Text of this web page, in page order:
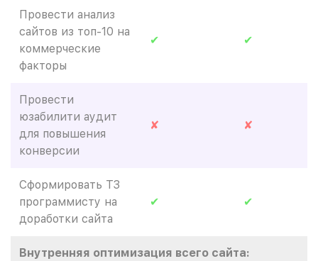
Провести анализ
сайтов из топ-10 на
коммерческие
факторы
✔ ✔
Провести
юзабилити аудит
для повышения
конверсии
✘ ✘
Сформировать ТЗ
программисту на
доработки сайта
✔ ✔
Внутренняя оптимизация всего сайта: